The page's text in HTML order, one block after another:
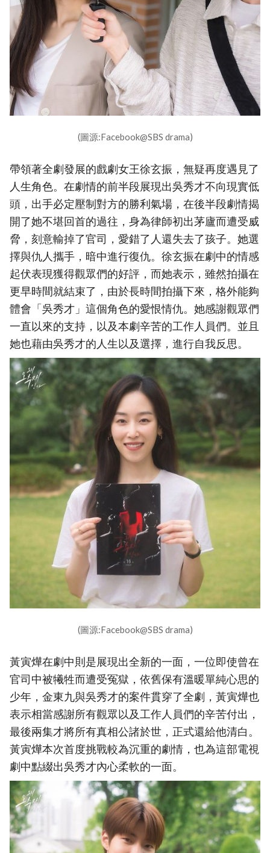
(圖源:Facebook@SBS drama)
帶領著全劇發展的戲劇女王徐玄振，無疑再度遇見了
人生角色。在劇情的前半段展現出吳秀才不向現實低
頭，出手必定壓制對方的勝利氣場，在後半段劇情揭
開了她不堪回首的過往，身為律師初出茅廬而遭受威
脅，刻意輸掉了官司，愛錯了人還失去了孩子。她選
擇與仇人攜手，暗中進行復仇。徐玄振在劇中的情感
起伏表現獲得觀眾們的好評，而她表示，雖然拍攝在
更早時間就結束了，由於長時間拍攝下來，格外能夠
體會「吳秀才」這個角色的愛恨情仇。她感謝觀眾們
一直以來的支持，以及本劇辛苦的工作人員們。並且
她也藉由吳秀才的人生以及選擇，進行自我反思。
(圖源:Facebook@SBS drama)
黃寅燁在劇中則是展現出全新的一面，一位即使曾在
官司中被犧牲而遭受冤獄，依舊保有溫暖單純心思的
少年，金東九與吳秀才的案件貫穿了全劇，黃寅燁也
表示相當感謝所有觀眾以及工作人員們的辛苦付出，
最後兩集才將所有真相公諸於世，正式還給他清白。
黃寅燁本次首度挑戰較為沉重的劇情，也為這部電視
劇中點綴出吳秀才內心柔軟的一面。